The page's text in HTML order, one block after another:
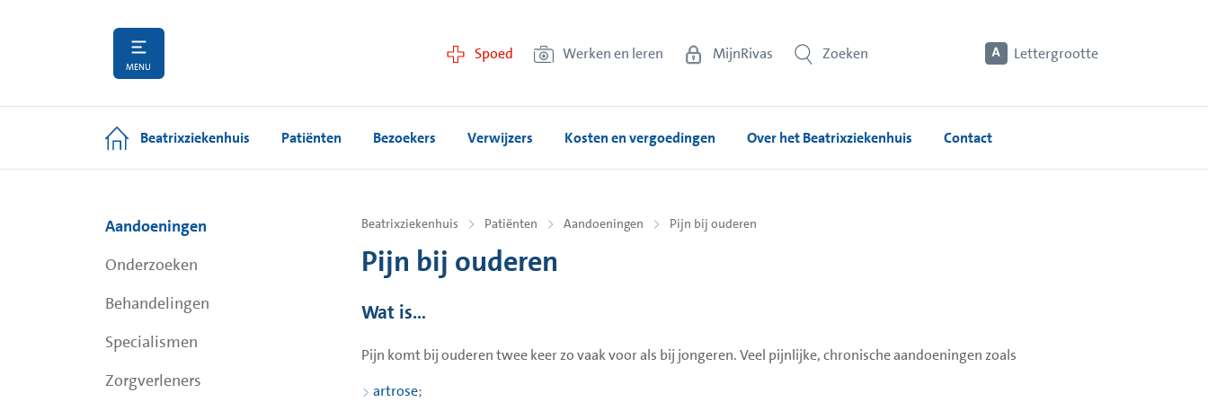
MENU
Spoed Werken en leren MijnRivas Zoeken Lettergrootte
Beatrixziekenhuis Patiënten Bezoekers Verwijzers Kosten en vergoedingen Over het Beatrixziekenhuis Contact
Aandoeningen
Onderzoeken
Behandelingen
Specialismen
Zorgverleners
Beatrixziekenhuis Patiënten Aandoeningen Pijn bij ouderen
Pijn bij ouderen
Wat is…
Pijn komt bij ouderen twee keer zo vaak voor als bij jongeren. Veel pijnlijke, chronische aandoeningen zoals
artrose;